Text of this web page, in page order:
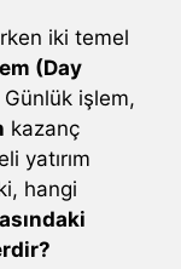
iki temel
(Day
Günlük işlem,
kazanç
yatırım
hangi